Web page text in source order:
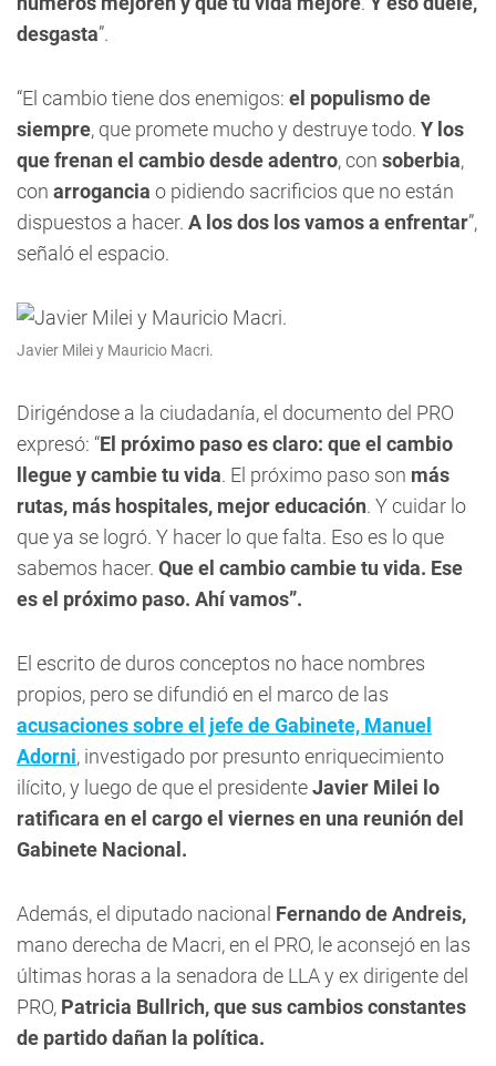
desgasta”.
“El cambio tiene dos enemigos: el populismo de
siempre, que promete mucho y destruye todo. Y los
que frenan el cambio desde adentro, con soberbia,
con arrogancia o pidiendo sacrificios que no están
dispuestos a hacer. A los dos los vamos a enfrentar”,
señaló el espacio.
Javier Milei y Mauricio Macri.
Dirigéndose a la ciudadanía, el documento del PRO
expresó: “El próximo paso es claro: que el cambio
llegue y cambie tu vida. El próximo paso son más
rutas, más hospitales, mejor educación. Y cuidar lo
que ya se logró. Y hacer lo que falta. Eso es lo que
sabemos hacer. Que el cambio cambie tu vida. Ese
es el próximo paso. Ahí vamos”.
El escrito de duros conceptos no hace nombres
propios, pero se difundió en el marco de las
acusaciones sobre el jefe de Gabinete, Manuel
Adorni, investigado por presunto enriquecimiento
ilícito, y luego de que el presidenteJavier Milei lo
ratificara en el cargo el viernes en una reunión del
Gabinete Nacional.
Además, el diputado nacional Fernando de Andreis,
mano derecha de Macri, en el PRO, le aconsejó en las
últimas horas a la senadora de LLA y ex dirigente del
PRO, Patricia Bullrich, que sus cambios constantes
de partido dañan la política.